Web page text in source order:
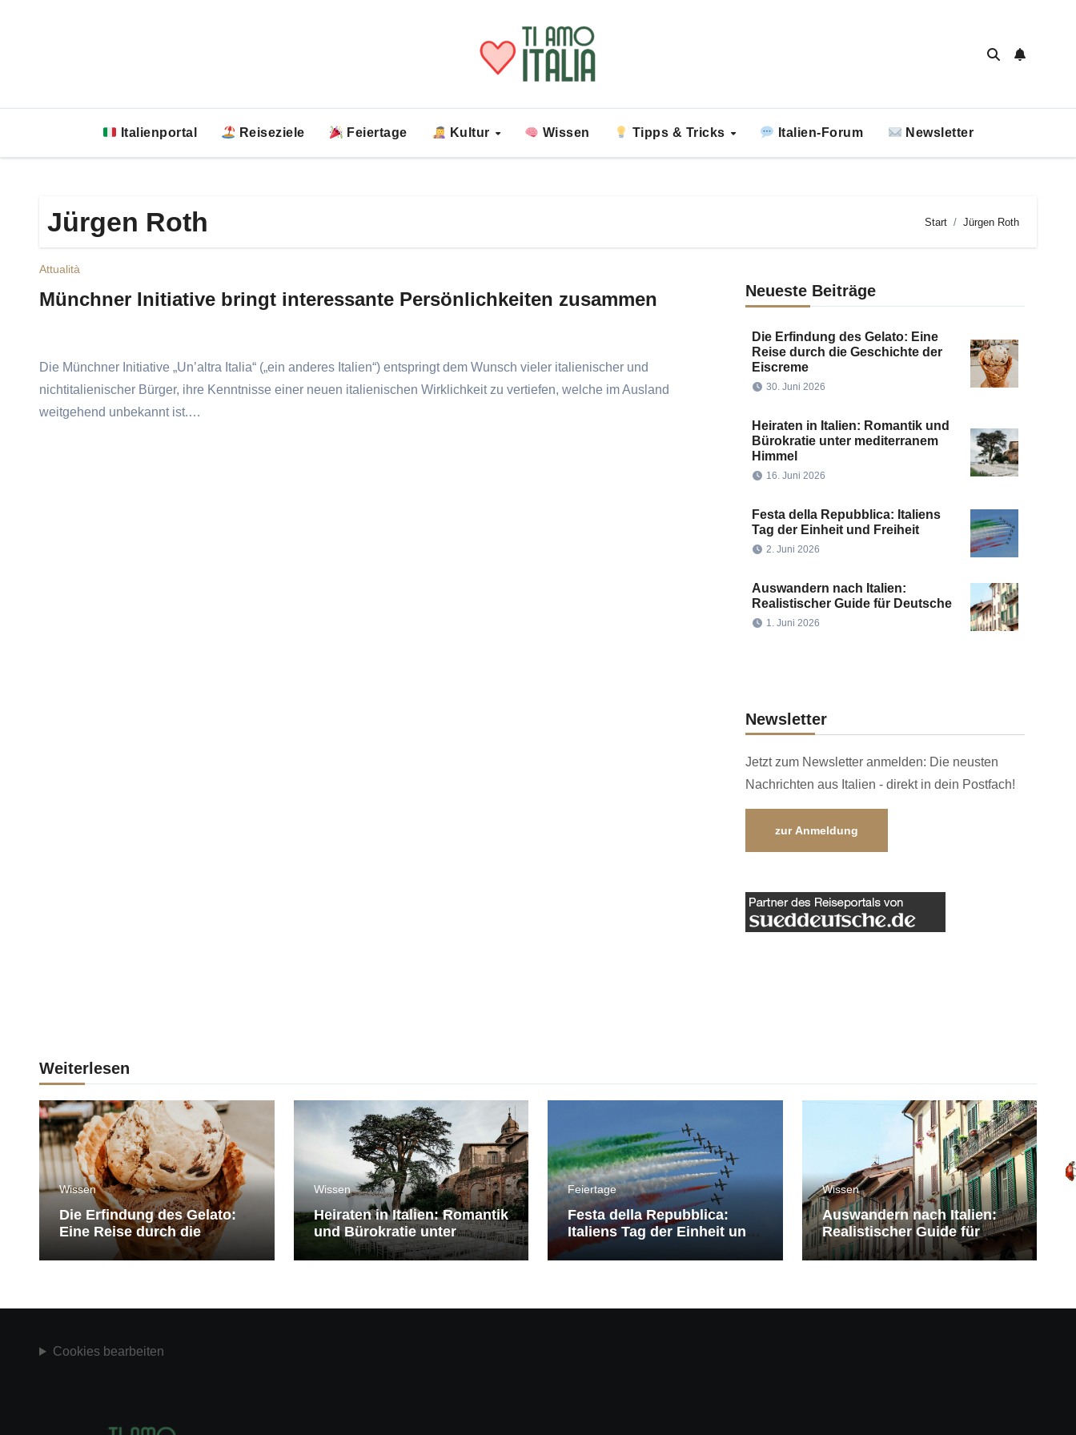
Italienportal Reiseziele Feiertage Kultur Wissen Tipps & Tricks Italien-Forum Newsletter
Jürgen Roth Start Jürgen Roth
Attualità
Münchner Initiative bringt interessante Persönlichkeiten zusammen
Die Münchner Initiative „Un’altra Italia“ („ein anderes Italien“) entspringt dem Wunsch vieler italienischer und
nichtitalienischer Bürger, ihre Kenntnisse einer neuen italienischen Wirklichkeit zu vertiefen, welche im Ausland
weitgehend unbekannt ist.…
Neueste Beiträge
Die Erfindung des Gelato: Eine
Reise durch die Geschichte der
Eiscreme
30. Juni 2026
Heiraten in Italien: Romantik und
Bürokratie unter mediterranem
Himmel
16. Juni 2026
Festa della Repubblica: Italiens
Tag der Einheit und Freiheit
2. Juni 2026
Auswandern nach Italien:
Realistischer Guide für Deutsche
1. Juni 2026
Newsletter
Jetzt zum Newsletter anmelden: Die neusten
Nachrichten aus Italien - direkt in dein Postfach!
zur Anmeldung
Weiterlesen
Wissen
Die Erfindung des Gelato:
Eine Reise durch die
Geschichte der Eiscreme
Wissen
Heiraten in Italien: Romantik
und Bürokratie unter
mediterranem Himmel
Feiertage
Festa della Repubblica:
Italiens Tag der Einheit und
Freiheit
Wissen
Auswandern nach Italien:
Realistischer Guide für
Deutsche
Cookies bearbeiten